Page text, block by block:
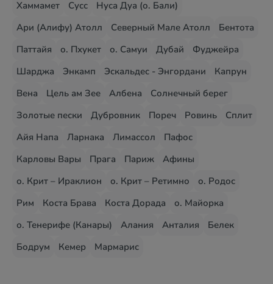
Хаммамет
Сусс
Нуса Дуа (о. Бали)
Ари (Алифу) Атолл
Северный Мале Атолл
Бентота
Паттайя
о. Пхукет о. Самуи Дубай
Фуджейра
Шарджа
Энкамп Эскальдес - Энгордани
Капрун
Вена
Цель ам Зее Албена
Солнечный берег
Золотые пески
Дубровник Пореч Ровинь
Сплит
Айя Напа
Ларнака Лимассол
Пафос
Карловы Вары
Прага Париж
Афины
о. Крит – Ираклион
о. Крит – Ретимно
о. Родос
Рим
Коста Брава Коста Дорада
о. Майорка
о. Тенерифе (Канары)
Алания Анталия
Белек
Бодрум
Кемер Мармарис